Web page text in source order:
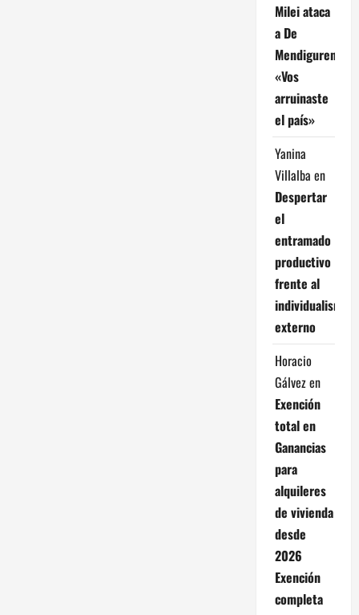
Milei ataca
a De
Mendiguren:
«Vos
arruinaste
el país»
Yanina
Villalba en
Despertar
el
entramado
productivo
frente al
individualismo
externo
Horacio
Gálvezen
Exención
total en
Ganancias
para
alquileres
de vivienda
desde
2026
Exención
completa